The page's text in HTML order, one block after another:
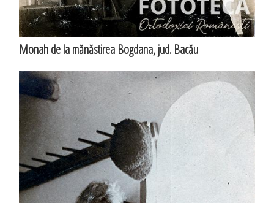
Monah de la mănăstirea Bogdana, jud. Bacău